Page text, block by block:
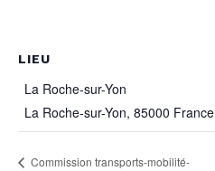
LIEU
La Roche-sur-Yon
La Roche-sur-Yon, 85000 France
Commission transports-mobilité-